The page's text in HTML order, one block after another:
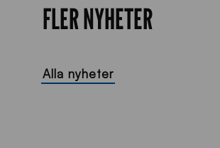
FLER NYHETER
Alla nyheter